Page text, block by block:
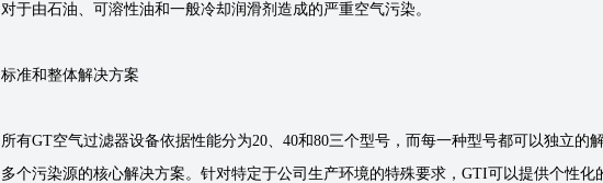
对于由石油、可溶性油和一般冷却润滑剂造成的严重空气污染。
标准和整体解决方案
所有GT空气过滤器设备依据性能分为20、40和80三个型号，而每一种型号都可以独立的
多个污染源的核心解决方案。针对特定于公司生产环境的特殊要求，GTI可以提供个性化